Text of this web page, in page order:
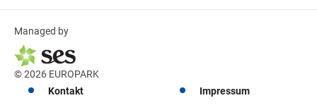
Managed by
© 2026 EUROPARK
Kontakt
Impressum